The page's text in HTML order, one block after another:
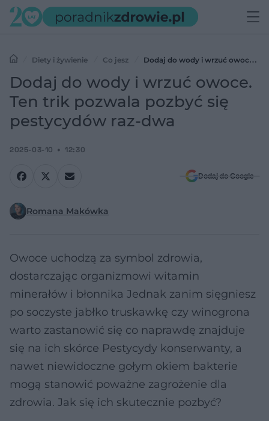
Diety i żywienie Co jesz
Dodaj do wody i wrzuć owoce.
Ten trik pozwala pozbyć się pestycydów raz-dwa
Dodaj do wody i wrzuć owoce.
Ten trik pozwala pozbyć się
pestycydów raz-dwa
2025-03-10 12:30
Dodaj do Google
Romana Makówka
Owoce uchodzą za symbol zdrowia,
dostarczając organizmowi witamin
minerałów i błonnika Jednak zanim sięgniesz
po soczyste jabłko truskawkę czy winogrona
warto zastanowić się co naprawdę znajduje
się na ich skórce Pestycydy konserwanty, a
nawet niewidoczne gołym okiem bakterie
mogą stanowić poważne zagrożenie dla
zdrowia. Jak się ich skutecznie pozbyć?